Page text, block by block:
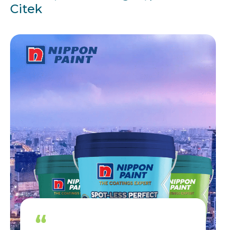
Citek